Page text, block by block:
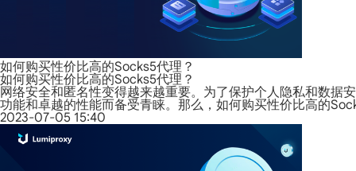
如何购买性价比高的Socks5代理？
如何购买性价比高的Socks5代理？
网络安全和匿名性变得越来越重要。为了保护个人隐私和数据
功能和卓越的性能而备受青睐。那么，如何购买性价比高的
2023-07-05 15:40